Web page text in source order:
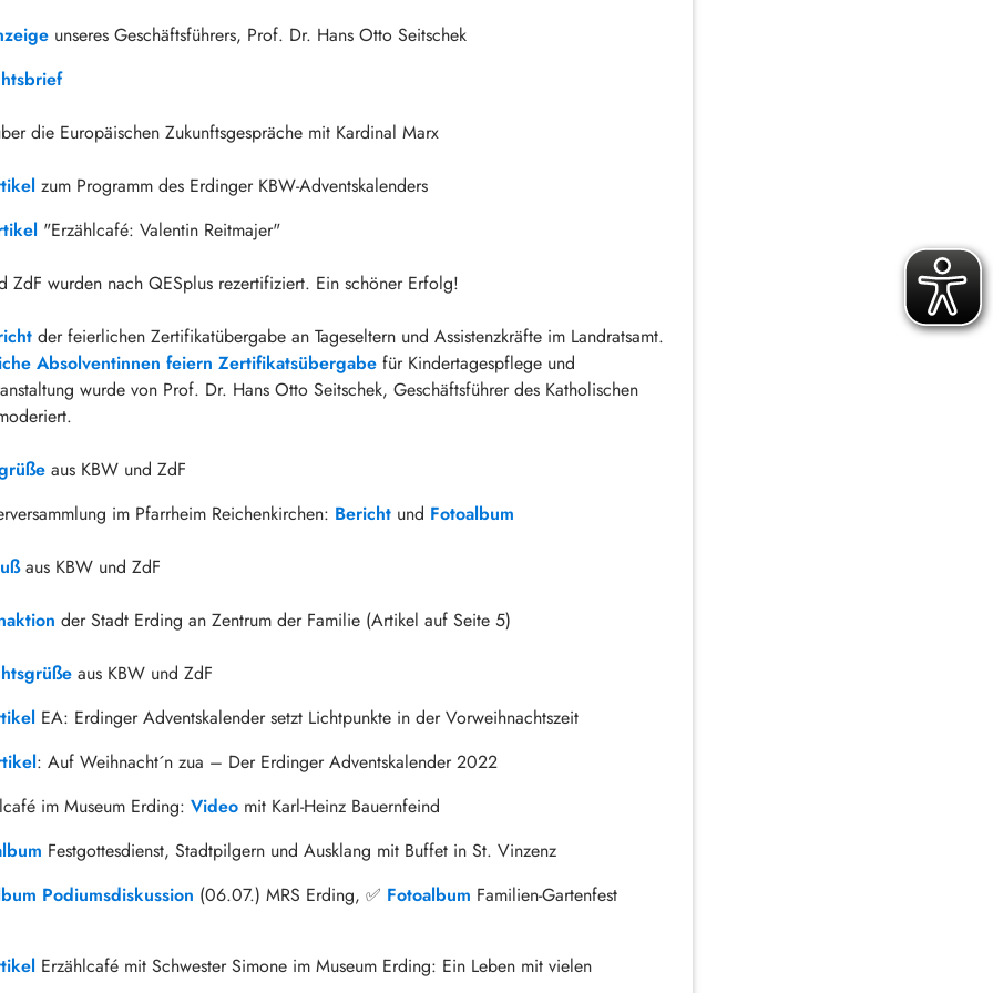
unseres Geschäftsführers, Prof. Dr. Hans Otto Seitschek
die Europäischen Zukunftsgespräche mit Kardinal Marx
zum Programm des Erdinger KBW-Adventskalenders
"Erzählcafé: Valentin Reitmajer"
ZdF wurden nach QESplus rezertifiziert. Ein schöner Erfolg!
der feierlichen Zertifikatübergabe an Tageseltern und Assistenzkräfte im Landratsamt.
Absolventinnen feiern Zertifikatsübergabefür Kindertagespflege und
wurde von Prof. Dr. Hans Otto Seitschek, Geschäftsführer des Katholischen
aus KBW und ZdF
im Pfarrheim Reichenkirchen: Berichtund Fotoalbum
aus KBW und ZdF
der Stadt Erding an Zentrum der Familie (Artikel auf Seite 5)
aus KBW und ZdF
EA: Erdinger Adventskalender setzt Lichtpunkte in der Vorweihnachtszeit
: Auf Weihnacht´n zua – Der Erdinger Adventskalender 2022
im Museum Erding: Video mit Karl-Heinz Bauernfeind
Festgottesdienst, Stadtpilgern und Ausklang mit Buffet in St. Vinzenz
Podiumsdiskussion (06.07.) MRS Erding, ✅ Fotoalbum Familien-Gartenfest
Erzählcafé mit Schwester Simone im Museum Erding: Ein Leben mit vielen